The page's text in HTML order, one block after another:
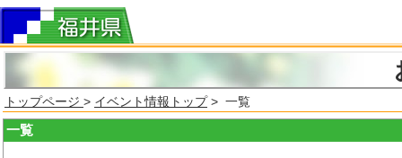
トップページ > イベント情報トップ> 一覧
一覧